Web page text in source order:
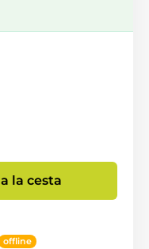
a la cesta
offline